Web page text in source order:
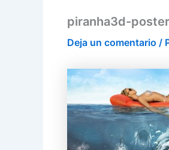
piranha3d-poster
Deja un comentario /